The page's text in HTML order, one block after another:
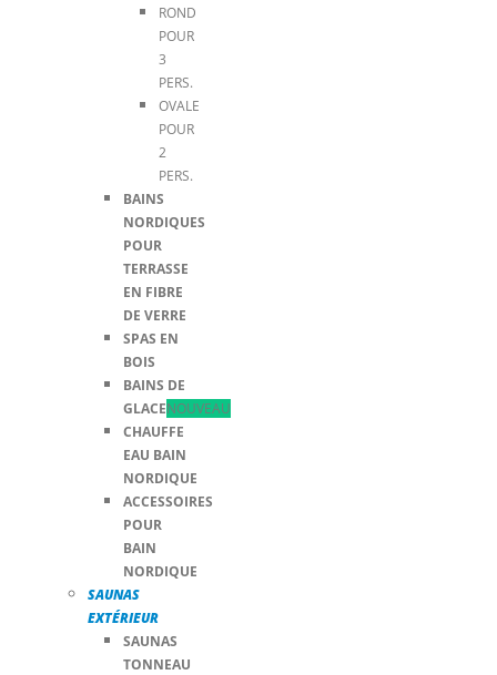
ROND
POUR
3
PERS.
OVALE
POUR
2
PERS.
BAINS
NORDIQUES
POUR
TERRASSE
EN FIBRE
DE VERRE
SPAS EN
BOIS
BAINS DE
GLACENOUVEAU
CHAUFFE
EAU BAIN
NORDIQUE
ACCESSOIRES
POUR
BAIN
NORDIQUE
SAUNAS
EXTÉRIEUR
SAUNAS
TONNEAU